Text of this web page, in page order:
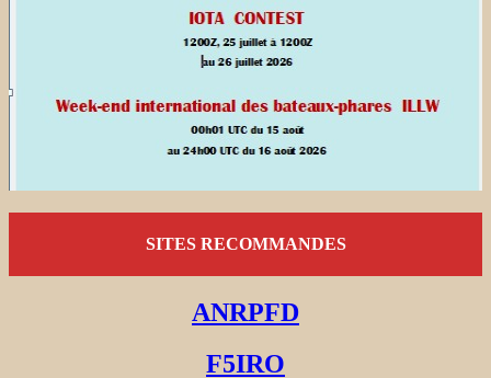
SITES RECOMMANDES
ANRPFD
F5IRO